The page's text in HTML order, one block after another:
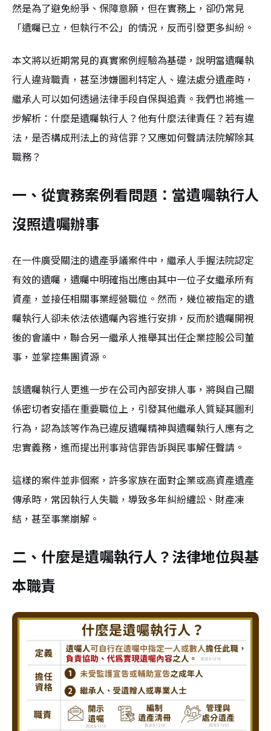
然是為了避免紛爭、保障意願，但在實務上，卻仍常見
「遺囑已立，但執行不公」的情況，反而引發更多糾紛。
本文將以近期常見的真實案例經驗為基礎，說明當遺囑執
行人違背職責，甚至涉嫌圖利特定人、違法處分遺產時，
繼承人可以如何透過法律手段自保與追責。我們也將進一
步解析：什麼是遺囑執行人？他有什麼法律責任？若有違
法，是否構成刑法上的背信罪？又應如何聲請法院解除其
職務？
一、從實務案例看問題：當遺囑執行人
沒照遺囑辦事
在一件廣受關注的遺產爭議案件中，繼承人手握法院認定
有效的遺囑，遺囑中明確指出應由其中一位子女繼承所有
資產，並接任相關事業經營職位。然而，幾位被指定的遺
囑執行人卻未依法依遺囑內容進行安排，反而於遺囑開視
後的會議中，聯合另一繼承人推舉其出任企業控股公司董
事，並掌控集團資源。
該遺囑執行人更進一步在公司內部安排人事，將與自己關
係密切者安插在重要職位上，引發其他繼承人質疑其圖利
行為，認為該等作為已違反遺囑精神與遺囑執行人應有之
忠實義務，進而提出刑事背信罪告訴與民事解任聲請。
這樣的案件並非個案，許多家族在面對企業或高資產遺產
傳承時，常因執行人失職，導致多年糾紛纏訟、財產凍
結，甚至事業崩解。
二、什麼是遺囑執行人？法律地位與基
本職責